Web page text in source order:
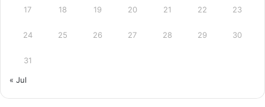
17 18 19 20 21 22 23
24 25 26 27 28 29 30
31
« Jul